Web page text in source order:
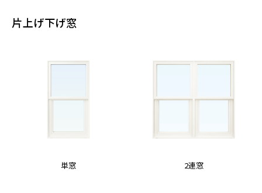
片上げ下げ窓
単窓 2連窓